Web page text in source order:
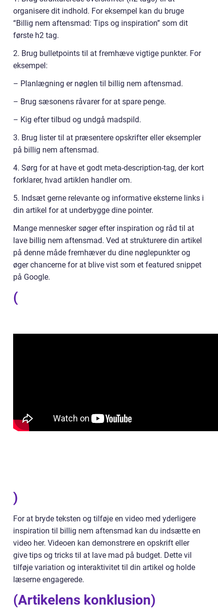
organisere dit indhold. For eksempel kan du bruge
“Billig nem aftensmad: Tips og inspiration” som dit
første h2 tag.
2. Brug bulletpoints til at fremhæve vigtige punkter. For
eksempel:
– Planlægning er nøglen til billig nem aftensmad.
– Brug sæsonens råvarer for at spare penge.
– Kig efter tilbud og undgå madspild.
3. Brug lister til at præsentere opskrifter eller eksempler
på billig nem aftensmad.
4. Sørg for at have et godt meta-description-tag, der kort
forklarer, hvad artiklen handler om.
5. Indsæt gerne relevante og informative eksterne links i
din artikel for at underbygge dine pointer.
Mange mennesker søger efter inspiration og råd til at
lave billig nem aftensmad. Ved at strukturere din artikel
på denne måde fremhæver du dine nøglepunkter og
øger chancerne for at blive vist som et featured snippet
på Google.
(
)
For at bryde teksten og tilføje en video med yderligere
inspiration til billig nem aftensmad kan du indsætte en
video her. Videoen kan demonstrere en opskrift eller
give tips og tricks til at lave mad på budget. Dette vil
tilføje variation og interaktivitet til din artikel og holde
læserne engagerede.
(Artikelens konklusion)